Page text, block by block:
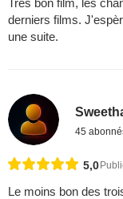
derniers films.
une suite.
45
5,0
Le moins bon des